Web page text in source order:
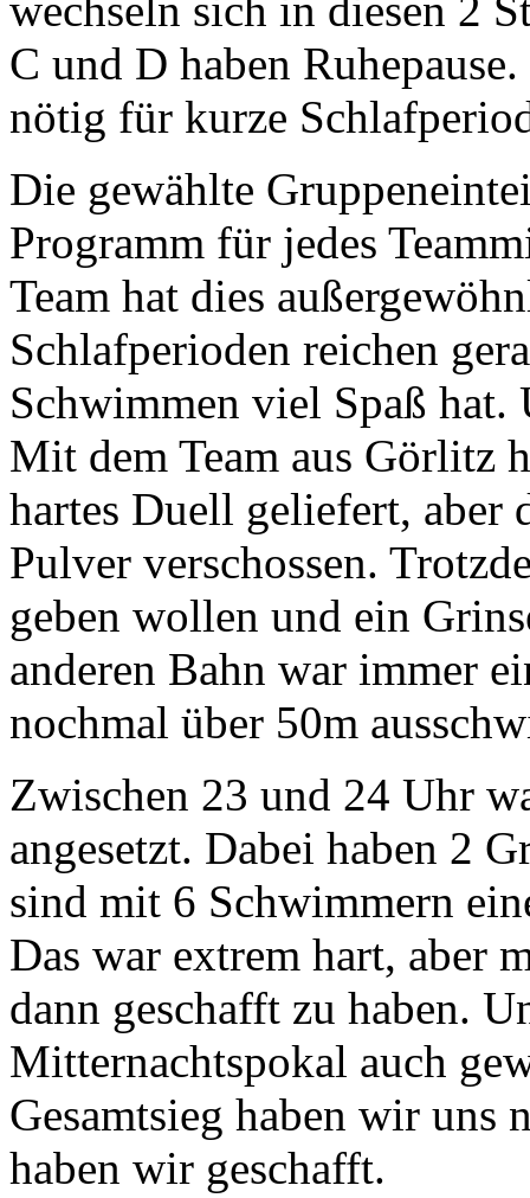
C und D haben
nötig für kurze
Die gewählte
Programm für jedes
Team hat dies
Schlafperioden reichen
Schwimmen viel Spaß
Mit dem Team aus Görlitz
hartes Duell geliefert, aber
Pulver verschossen.
geben wollen und ein
anderen Bahn war immer
nochmal über 50m
Zwischen 23 und 24 Uhr
angesetzt. Dabei haben 2
sind mit 6 Schwimmern
Das war extrem hart, aber
dann geschafft zu haben.
Mitternachtspokal auch
Gesamtsieg haben wir uns
haben wir geschafft.